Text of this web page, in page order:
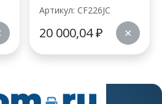
Артикул: CF226JC
20 000,04₽ ✕